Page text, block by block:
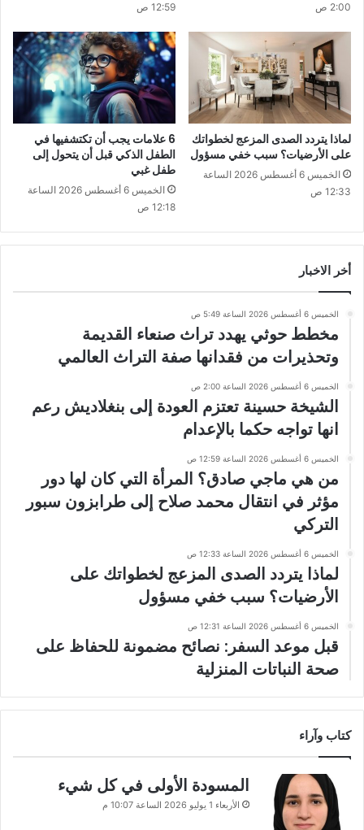
2:00 ص 12:59 ص
لماذا يتردد الصدى المزعج لخطواتك
على الأرضيات؟ سبب خفي مسؤول
الخميس 6 أغسطس 2026 الساعة
12:33 ص
6 علامات يجب أن تكتشفيها في
الطفل الذكي قبل أن يتحول إلى
طفل غبي
الخميس 6 أغسطس 2026 الساعة
12:18 ص
أخر الاخبار
الخميس 6 أغسطس 2026 الساعة 5:49 ص
مخطط حوثي يهدد تراث صنعاء القديمة
وتحذيرات من فقدانها صفة التراث العالمي
الخميس 6 أغسطس 2026 الساعة 2:00 ص
الشيخة حسينة تعتزم العودة إلى بنغلاديش رعم
انها تواجه حكما بالإعدام
الخميس 6 أغسطس 2026 الساعة 12:59 ص
من هي ماجي صادق؟ المرأة التي كان لها دور
مؤثر في انتقال محمد صلاح إلى طرابزون سبور
التركي
الخميس 6 أغسطس 2026 الساعة 12:33 ص
لماذا يتردد الصدى المزعج لخطواتك على
الأرضيات؟ سبب خفي مسؤول
الخميس 6 أغسطس 2026 الساعة 12:31 ص
قبل موعد السفر: نصائح مضمونة للحفاظ على
صحة النباتات المنزلية
كتاب وآراء
المسودة الأولى في كل شيء
الأربعاء 1 يوليو 2026 الساعة 10:07 م